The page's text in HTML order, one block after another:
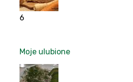
6
Moje ulubione